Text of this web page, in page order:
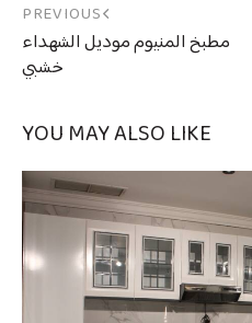
PREVIOUS
مطبخ المنيوم موديل الشهداء
خشبي
YOU MAY ALSO LIKE